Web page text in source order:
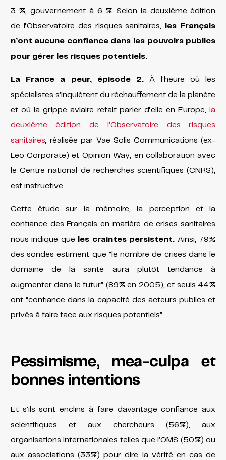
3 %, gouvernement à 6 %…Selon la deuxième édition
de l’Observatoire des risques sanitaires,
les Français
n’ont aucune confiance dans les pouvoirs publics
pour gérer les risques potentiels.
La France a peur, épisode 2. À l’heure où les
spécialistes s’inquiètent du réchauffement de la planète
et où la grippe aviaire refait parler d’elle en Europe,
la
deuxième édition de l’Observatoire des risques
sanitaires, réalisée par Vae Solis Communications (ex-
Leo Corporate) et Opinion Way, en collaboration avec
le Centre national de recherches scientifiques (CNRS),
est instructive.
Cette étude sur la mémoire, la perception et la
confiance des Français en matière de crises sanitaires
nous indique que
les craintes persistent. Ainsi, 79%
des sondés estiment que “le nombre de crises dans le
domaine de la santé aura plutôt tendance à
augmenter dans le futur” (89% en 2005), et seuls 44%
ont “confiance dans la capacité des acteurs publics et
privés à faire face aux risques potentiels”.
Pessimisme, mea-culpa et
bonnes intentions
Et s’ils sont enclins à faire davantage confiance aux
scientifiques et aux chercheurs (56%), aux
organisations internationales telles que l’OMS (50%) ou
aux associations (33%) pour dire la vérité en cas de